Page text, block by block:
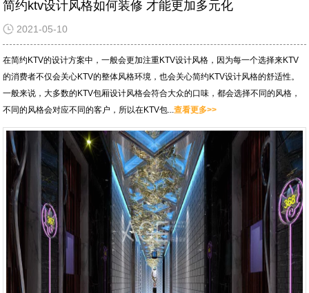
简约ktv设计风格如何装修 才能更加多元化
2021-05-10
在简约KTV的设计方案中，一般会更加注重KTV设计风格，因为每一个选择来KTV
的消费者不仅会关心KTV的整体风格环境，也会关心简约KTV设计风格的舒适性。
一般来说，大多数的KTV包厢设计风格会符合大众的口味，都会选择不同的风格，
不同的风格会对应不同的客户，所以在KTV包...查看更多>>